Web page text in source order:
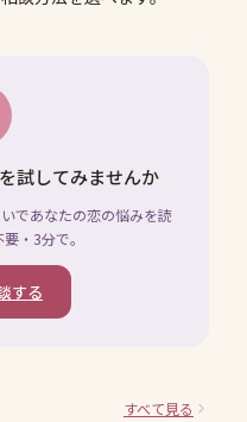
試してみませんか
であなたの恋の悩みを読
・3分で。
する
すべて見る